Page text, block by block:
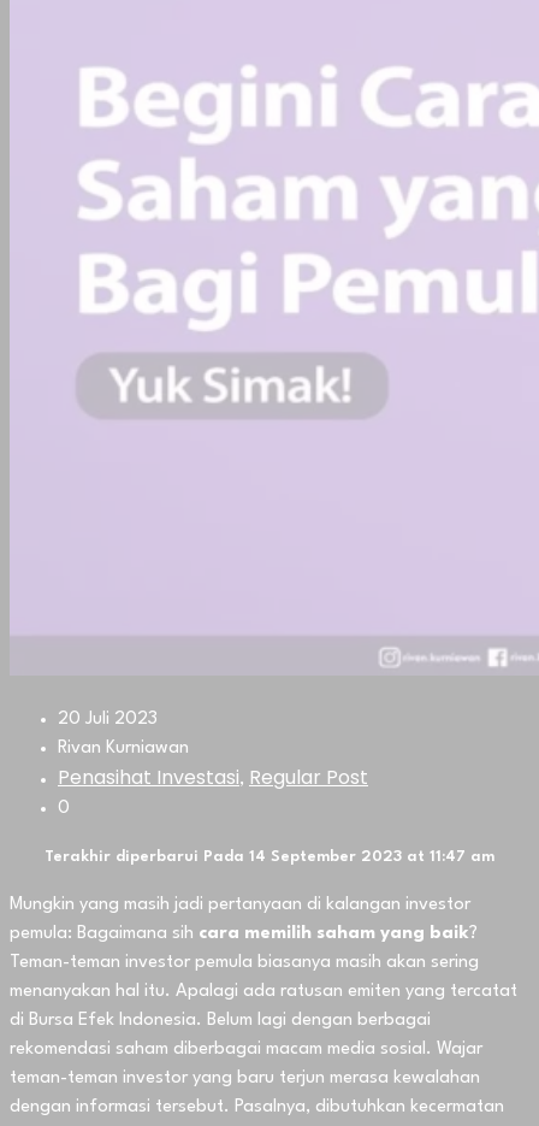
20 Juli 2023
Rivan Kurniawan
Penasihat Investasi, Regular Post
0
Terakhir diperbarui Pada 14 September 2023 at 11:47 am
Mungkin yang masih jadi pertanyaan di kalangan investor
pemula: Bagaimana sih cara memilih saham yang baik?
Teman-teman investor pemula biasanya masih akan sering
menanyakan hal itu. Apalagi ada ratusan emiten yang tercatat
di Bursa Efek Indonesia. Belum lagi dengan berbagai
rekomendasi saham diberbagai macam media sosial. Wajar
teman-teman investor yang baru terjun merasa kewalahan
dengan informasi tersebut. Pasalnya, dibutuhkan kecermatan